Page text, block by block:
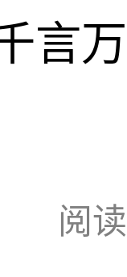
言
阅读